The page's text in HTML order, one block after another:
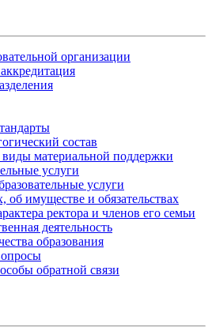
организации
состав
материальной поддержки
услуги
услуги
об имуществе и обязательствах
ректора и членов его семьи
деятельность
образования
обратной связи